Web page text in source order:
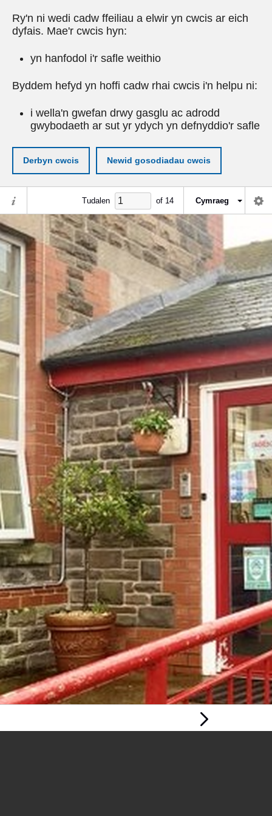
Ry'n ni wedi cadw ffeiliau a elwir yn cwcis ar eich
dyfais. Mae'r cwcis hyn:
yn hanfodol i'r safle weithio
Byddem hefyd yn hoffi cadw rhai cwcis i'n helpu ni:
i wella'n gwefan drwy gasglu ac adrodd
gwybodaeth ar sut yr ydych yn defnyddio'r safle
Derbyn cwcis Newid gosodiadau cwcis
Tudalen of 14 Cymraeg
Tudalen